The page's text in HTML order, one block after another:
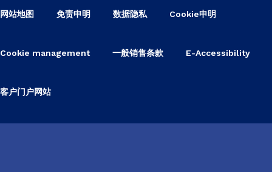
网站地图 免责申明 数据隐私 Cookie申明
Cookie management 一般销售条款 E-Accessibility
客户门户网站